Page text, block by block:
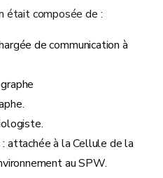
était composée de :
de communication à
attachée à la Cellule de la
au SPW.